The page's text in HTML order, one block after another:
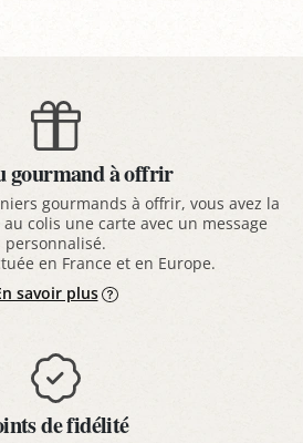
gourmand à offrir
gourmands à offrir, vous avez la
colis une carte avec un message
personnalisé.
en France et en Europe.
savoir plus
de fidélité